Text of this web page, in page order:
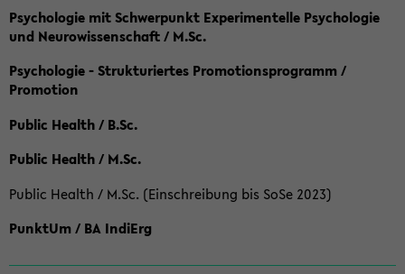
Psychologie mit Schwerpunkt Experimentelle Psychologie
und Neurowissenschaft / M.Sc.
Psychologie - Strukturiertes Promotionsprogramm /
Promotion
Public Health / B.Sc.
Public Health / M.Sc.
Public Health / M.Sc. (Einschreibung bis SoSe 2023)
PunktUm / BA IndiErg